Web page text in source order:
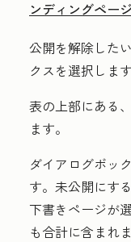
ンディングページ
公開を解除した
クスを選択します
表の上部にある、
ます。
ダイアログボッ
す。 未公開にす
下書きページが
も合計に含まれ